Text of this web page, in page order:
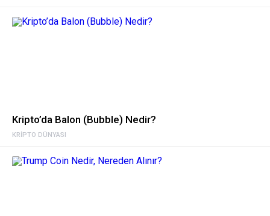
KRIPTO DÜNYASI
Kripto’da Balon (Bubble) Nedir?